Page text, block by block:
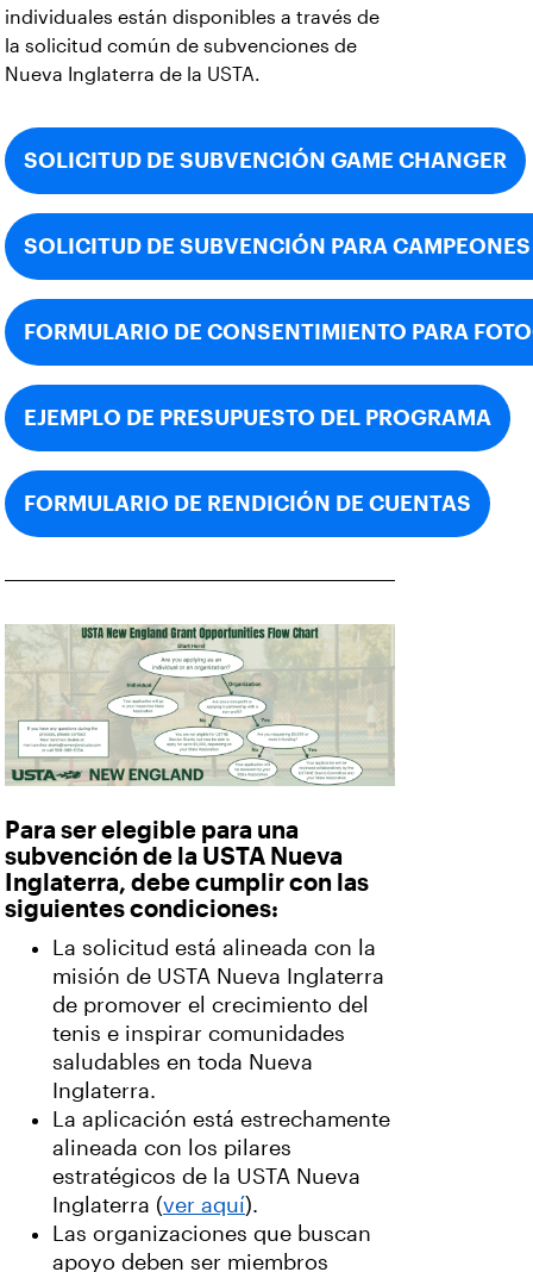
individuales están disponibles a través de
la solicitud común de subvenciones de
Nueva Inglaterra de la USTA.
SOLICITUD DE SUBVENCIÓN GAME CHANGER
SOLICITUD DE SUBVENCIÓN PARA
FORMULARIO DE CONSENTIMIENTO PARA
EJEMPLO DE PRESUPUESTO DEL PROGRAMA
FORMULARIO DE RENDICIÓN DE CUENTAS
Para ser elegible para una
subvención de la USTA Nueva
Inglaterra, debe cumplir con las
siguientes condiciones:
La solicitud está alineada con la
misión de USTA Nueva Inglaterra
de promover el crecimiento del
tenis e inspirar comunidades
saludables en toda Nueva
Inglaterra.
La aplicación está estrechamente
alineada con los pilares
estratégicos de la USTA Nueva
Inglaterra (ver aquí).
Las organizaciones que buscan
apoyo deben ser miembros